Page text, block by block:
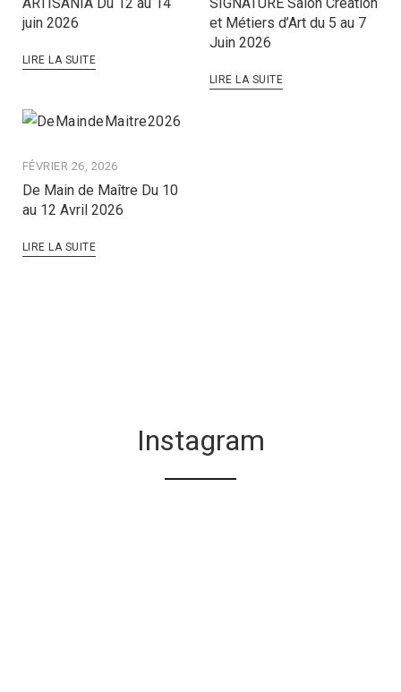
juin 2026
LIRE LA SUITE
et Métiers d’Art du 5 au 7
Juin 2026
LIRE LA SUITE
FÉVRIER 26, 2026
De Main de Maître Du 10
au 12 Avril 2026
LIRE LA SUITE
Instagram